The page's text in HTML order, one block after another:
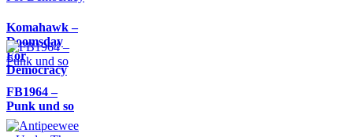
Komahawk –
Doomsday
For
Democracy
FB1964 –
Punk und so